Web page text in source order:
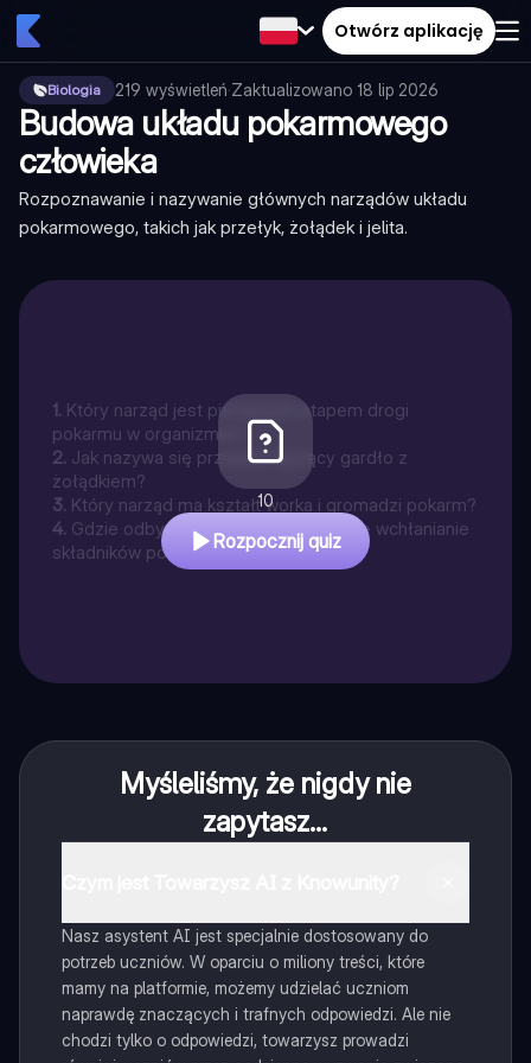
Otwórz aplikację
Biologia 219 wyświetleń·Zaktualizowano 18 lip 2026
Budowa układu pokarmowego
człowieka
Rozpoznawanie i nazywanie głównych narządów układu
pokarmowego, takich jak przełyk, żołądek i jelita.
1. Który narząd jest pierwszym etapem drogi
pokarmu w organizmie?
2. Jak nazywa się przewód łączący gardło z
żołądkiem?
3. Który narząd ma kształt worka i gromadzi pokarm?
4. Gdzie odbywa się najintensywniejsze wchłanianie
składników pokarmowych?
10
Rozpocznij quiz
Myśleliśmy, że nigdy nie
zapytasz...
Nasz asystent AI jest specjalnie dostosowany do
potrzeb uczniów. W oparciu o miliony treści, które
mamy na platformie, możemy udzielać uczniom
naprawdę znaczących i trafnych odpowiedzi. Ale nie
chodzi tylko o odpowiedzi, towarzysz prowadzi